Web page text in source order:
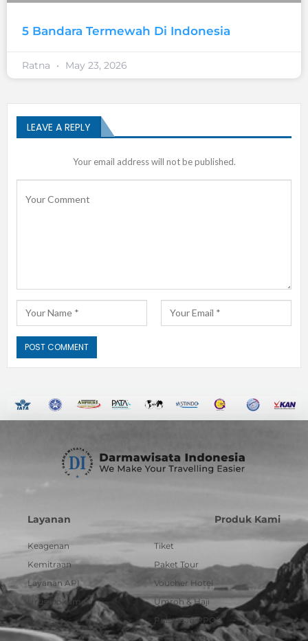
5 Bandara Termewah Di Indonesia
Ratna May 23, 2026
LEAVE A REPLY
Your email address will not be published.
Layanan
Keagenan
Kemitraan
Layanan API
Urus Dokumen
Produk Kami
Tiket
Paket Tour
Voucher Hotel
Umroh & Haji
Pulsa dan PPOB